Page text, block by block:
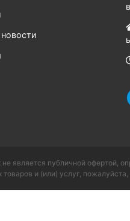
является публичной офертой,
и (или) услуг,